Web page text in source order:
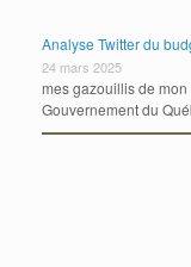
Analyse Twitter du
24 mars 2025
mes gazouillis de
Gouvernement du